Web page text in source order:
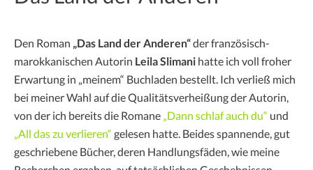
Den Roman „Das Land der Anderen“der französisch-
marokkanischen Autorin Leila Slimani hatte ich voll froher
Erwartung in „meinem“ Buchladen bestellt. Ich verließ mich
bei meiner Wahl auf die Qualitätsverheißung der Autorin,
von der ich bereits die Romane „Dann schlaf auch du“ und
„All das zu verlieren“ gelesen hatte. Beides spannende, gut
geschriebene Bücher, deren Handlungsfäden, wie meine